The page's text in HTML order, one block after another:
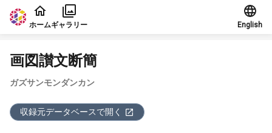
本文に飛ぶ
ホームギャラリー English
画図讃文断簡
ガズサンモンダンカン
収録元データベースで開く